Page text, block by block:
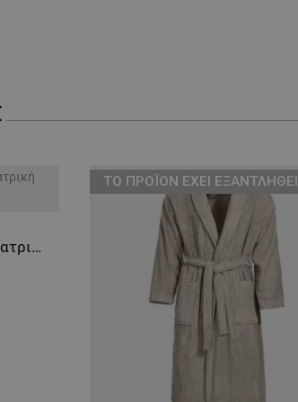
BARISA WHITE Γυναικεία Ιατρική Μπλούζα άσπρο
ТΟ ΠΡΟΪΌΝ ΈΧΕΙ ΕΞΑΝΤΛΗΘΕΊ